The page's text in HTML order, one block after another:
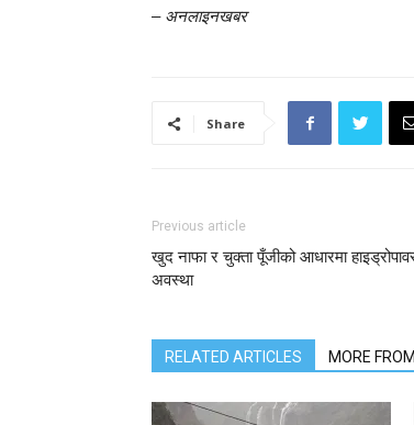
– अनलाइनखबर
Share
Previous article
खुद नाफा र चुक्ता पूँजीको आधारमा
अवस्था
RELATED ARTICLES MORE